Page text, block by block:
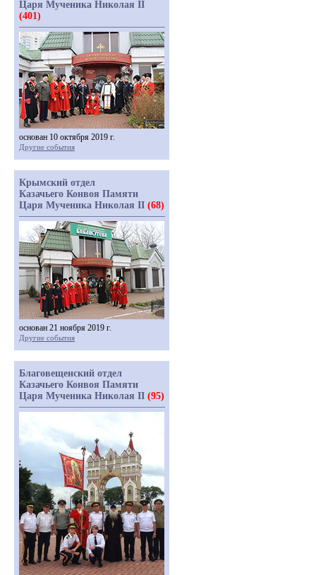
Царя Мученика Николая II
(401)
основан 10 октября 2019 г.
Другие события
Крымский отдел
Казачьего Конвоя Памяти
Царя Мученика Николая II (68)
основан 21 ноября 2019 г.
Другие события
Благовещенский отдел
Казачьего Конвоя Памяти
Царя Мученика Николая II (95)